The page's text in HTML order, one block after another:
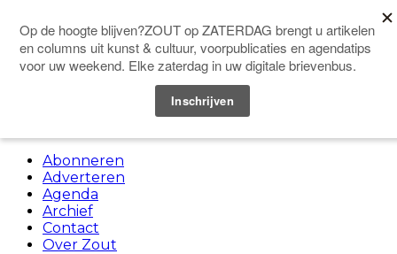
Doneer
Abonneren
Adverteren
Agenda
Archief
Contact
Over Zout